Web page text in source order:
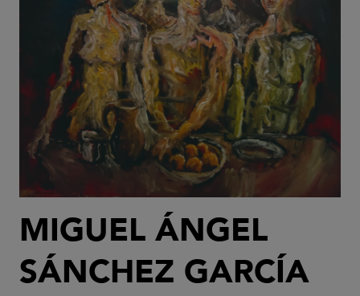
MIGUEL ÁNGEL
SÁNCHEZ GARCÍA